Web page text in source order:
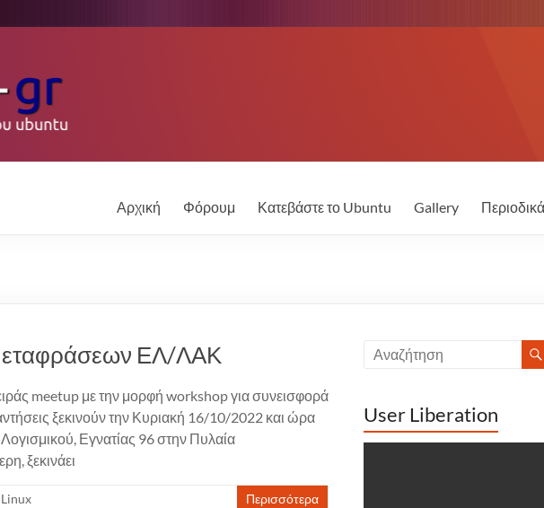
Αρχική Φόρουμ Κατεβάστε το Ubuntu Gallery Περιοδικά
ΕΛ/ΛΑΚ
meetup με την μορφή workshop για συνεισφορά
ξεκινούν την Κυριακή 16/10/2022 και ώρα
Εγνατίας 96 στην Πυλαία
ξεκινάει
Linux Περισσότερα
User Liberation